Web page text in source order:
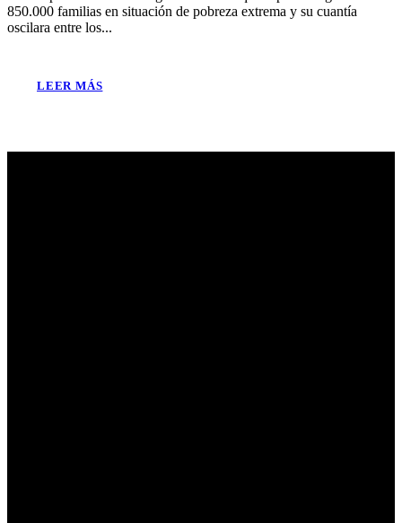
850.000 familias en situación de pobreza extrema y su cuantía
oscilara entre los...
LEER MÁS